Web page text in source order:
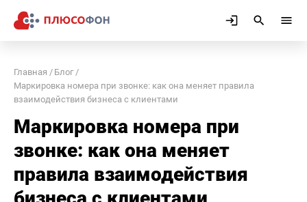
Главная
Блог
Маркировка номера при звонке: как она меняет правила
взаимодействия бизнеса с клиентами
Маркировка номера при
звонке: как она меняет
правила взаимодействия